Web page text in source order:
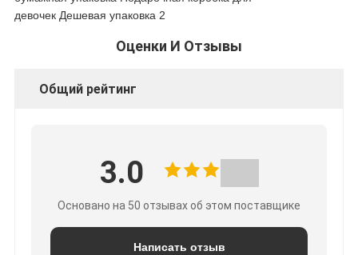
Оценки И Отзывы
Общий рейтинг
3.0
Основано на 50 отзывах об этом поставщике
Написать отзыв